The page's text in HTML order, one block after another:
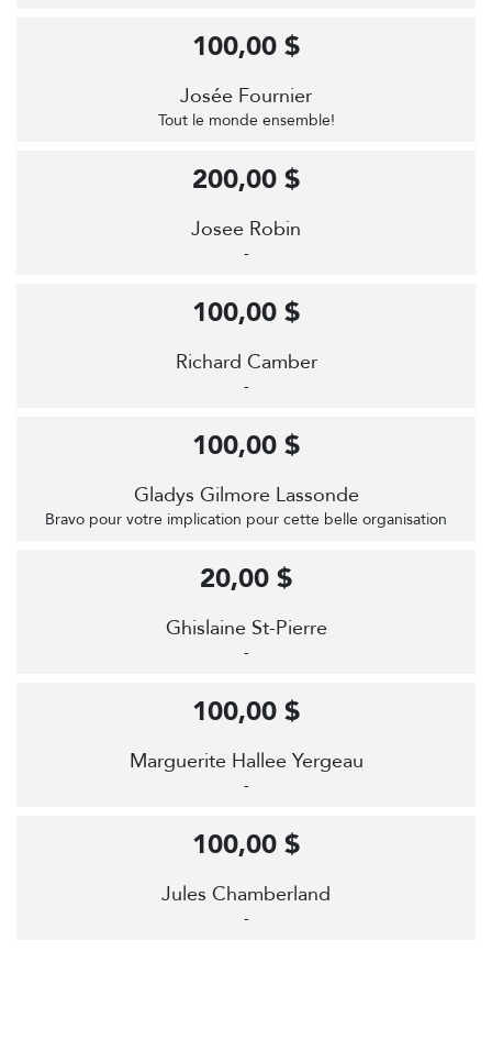
Josée Fournier
Tout le monde ensemble!
100,00 $
Josee Robin
-
200,00 $
Richard Camber
-
100,00 $
Gladys Gilmore Lassonde
Bravo pour votre implication pour cette belle organisation
100,00 $
Ghislaine St-Pierre
-
20,00 $
Marguerite Hallee Yergeau
-
100,00 $
Jules Chamberland
-
100,00 $